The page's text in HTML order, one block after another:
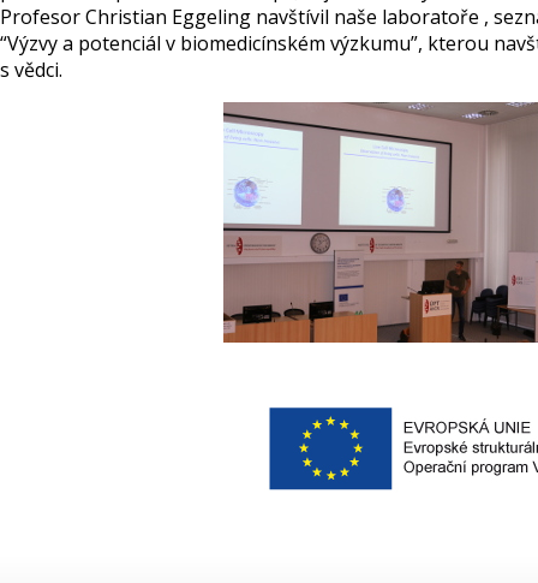
Profesor Christian Eggeling navštívil naše laboratoře ,
“Výzvy a potenciál v biomedicínském výzkumu”, kterou
s vědci.